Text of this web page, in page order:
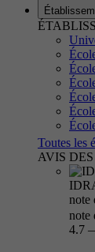
Toutes les
AVIS
note
note
4.7